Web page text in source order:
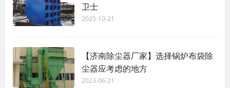
卫士
2025-10-21
【济南除尘器厂家】选择锅炉布袋除
尘器应考虑的地方
2023-06-21